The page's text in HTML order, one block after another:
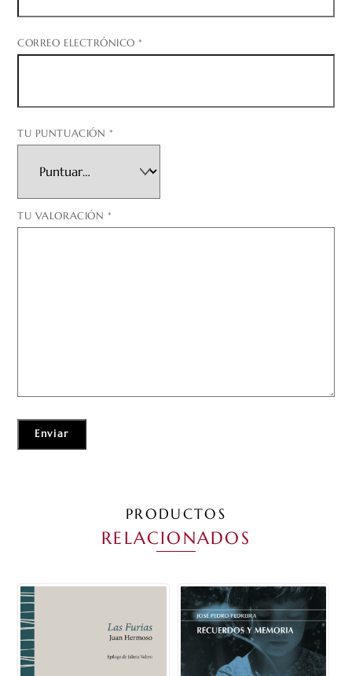
CORREO ELECTRÓNICO*
TU PUNTUACIÓN *
TU VALORACIÓN *
PRODUCTOS
RELACIONADOS